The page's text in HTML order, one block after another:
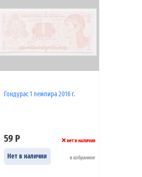
Гондурас 1 лемпира 2016 г.
59 Р нет в наличии
Нет в наличии в избранное